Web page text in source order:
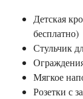
Детская
бесплатно)
Стульчик
Мягкое
Розетки с